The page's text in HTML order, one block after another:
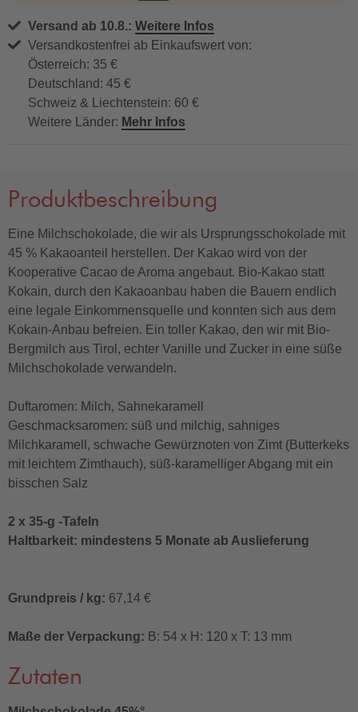
Versand ab 10.8.: Weitere Infos
Versandkostenfrei ab Einkaufswert von:
Österreich: 35 €
Deutschland: 45 €
Schweiz & Liechtenstein: 60 €
Weitere Länder: Mehr Infos
Produktbeschreibung
Eine Milchschokolade, die wir als Ursprungsschokolade mit
45 % Kakaoanteil herstellen. Der Kakao wird von der
Kooperative Cacao de Aroma angebaut. Bio-Kakao statt
Kokain, durch den Kakaoanbau haben die Bauern endlich
eine legale Einkommensquelle und konnten sich aus dem
Kokain-Anbau befreien. Ein toller Kakao, den wir mit Bio-
Bergmilch aus Tirol, echter Vanille und Zucker in eine süße
Milchschokolade verwandeln.
Duftaromen: Milch, Sahnekaramell
Geschmacksaromen: süß und milchig, sahniges
Milchkaramell, schwache Gewürznoten von Zimt (Butterkeks
mit leichtem Zimthauch), süß-karamelliger Abgang mit ein
bisschen Salz
2 x 35-g -Tafeln
Haltbarkeit: mindestens 5 Monate ab Auslieferung
Grundpreis / kg: 67,14 €
Maße der Verpackung: B: 54 x H: 120 x T: 13 mm
Zutaten